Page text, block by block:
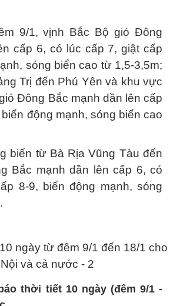
9/1, vịnh Bắc Bộ gió Đông
cấp 6, có lúc cấp 7, giật cấp
sóng biển cao từ 1,5-3,5m;
Trị đến Phú Yên và khu vực
Đông Bắc mạnh dần lên cấp
động mạnh, sóng biển cao
biển từ Bà Rịa Vũng Tàu đến
Bắc mạnh dần lên cấp 6, có
8-9, biển động mạnh, sóng
thời tiết 10 ngày (đêm 9/1 -